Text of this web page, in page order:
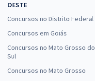
OESTE
Concursos no Distrito Federal
Concursos em Goiás
Concursos no Mato Grosso do
Sul
Concursos no Mato Grosso